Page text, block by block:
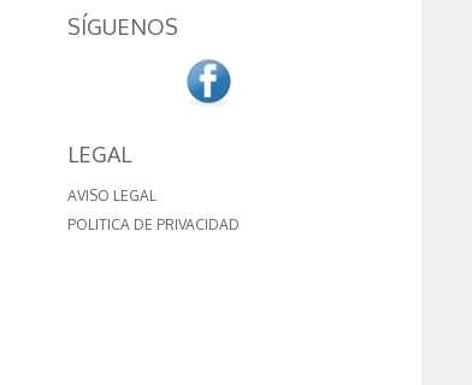
SÍGUENOS
LEGAL
AVISO LEGAL
POLITICA DE PRIVACIDAD